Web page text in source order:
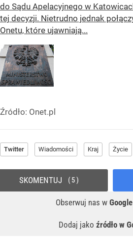
do Sądu Apelacyjnego w
tej decyzji. Nietrudno jednak
Onetu, które ujawniają...
Źródło: Onet.pl
Twitter Wiadomości Kraj Życie
Obserwuj nas w
Dodaj jako źródło w
SKOMENTUJ 5